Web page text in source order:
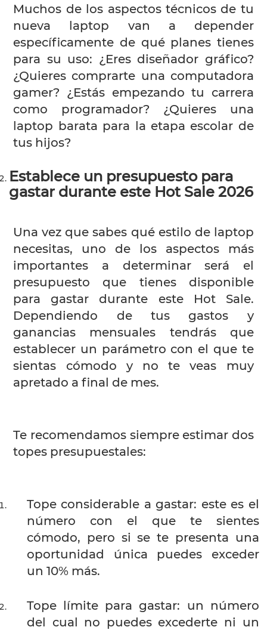
Muchos de los aspectos técnicos de tu
nueva laptop van a depender
específicamente de qué planes tienes
para su uso: ¿Eres diseñador gráfico?
¿Quieres comprarte una computadora
gamer? ¿Estás empezando tu carrera
como programador? ¿Quieres una
laptop barata para la etapa escolar de
tus hijos?
Establece un presupuesto para
gastar durante este Hot Sale 2026
Una vez que sabes qué estilo de laptop
necesitas, uno de los aspectos más
importantes a determinar será el
presupuesto que tienes disponible
para gastar durante este Hot Sale.
Dependiendo de tus gastos y
ganancias mensuales tendrás que
establecer un parámetro con el que te
sientas cómodo y no te veas muy
apretado a final de mes.
Te recomendamos siempre estimar dos
topes presupuestales:
Tope considerable a gastar: este es el
número con el que te sientes
cómodo, pero si se te presenta una
oportunidad única puedes exceder
un 10% más.
Tope límite para gastar: un número
del cual no puedes excederte ni un